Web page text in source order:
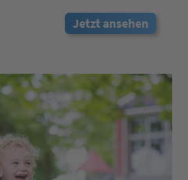
Jetzt ansehen